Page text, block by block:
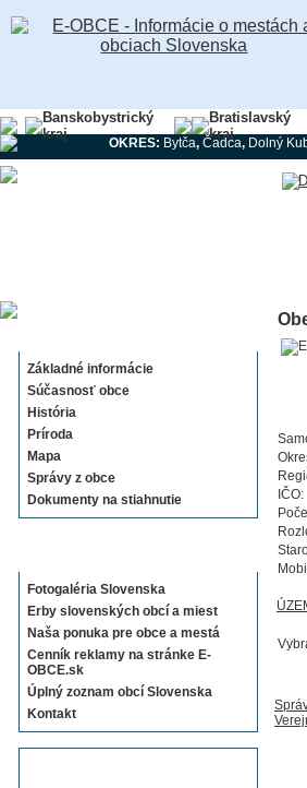
Banskobystrický
kraj
Bratislavský
kraj
OKRES: Bytča, Čadca, Dolný
Základné informácie
Súčasnosť obce
História
Príroda
Mapa
Správy z obce
Dokumenty na stiahnutie
Fotogaléria Slovenska
Erby slovenských obcí a miest
Naša ponuka pre obce a mestá
Cenník reklamy na stránke E-
OBCE.sk
Úplný zoznam obcí Slovenska
Kontakt
IČO: